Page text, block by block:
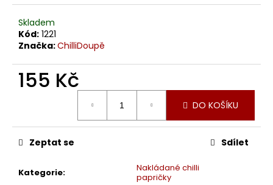
Skladem
Kód: 1221
Značka:ChilliDoupě
155 Kč
DO KOŠÍKU
Kategorie:
Nakládané chilli
papričky
Zeptat se Sdílet